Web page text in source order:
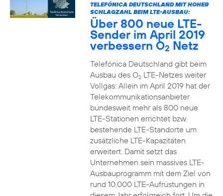
TELEFÓNICA DEUTSCHLAND MIT HOHER
SCHLAGZAHL BEIM LTE-AUSBAU:
Über 800 neue LTE-
Sender im April 2019
verbessern O2 Netz
Telefónica Deutschland gibt beim
Ausbau des O2LTE-Netzes weiter
Vollgas: Allein im April 2019 hat der
Telekommunikationsanbieter
bundesweit mehr als 800 neue
LTE-Stationen errichtet bzw.
bestehende LTE-Standorte um
zusätzliche LTE-Kapazitäten
erweitert. Damit setzt das
Unternehmen sein massives LTE-
Ausbauprogramm mit dem Ziel von
rund 10.000 LTE-Aufrüstungen in